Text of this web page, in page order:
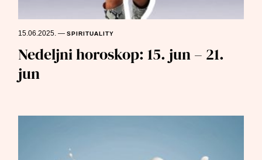
15.06.2025.—SPIRITUALITY
Nedeljni horoskop: 15. jun – 21.
jun